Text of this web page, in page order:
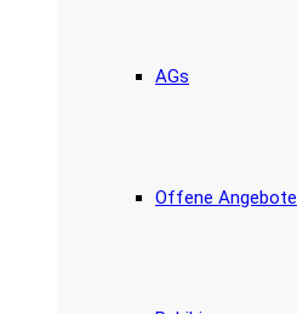
AGs
Offene Angebote